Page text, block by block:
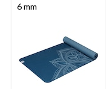
6 mm